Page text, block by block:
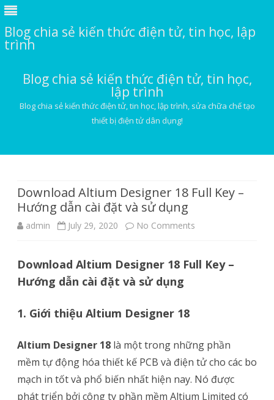
Blog chia sẻ kiến thức điện tử, tin học, lập
trình
Blog chia sẻ kiến thức điện tử, tin học,
lập trình
Blog chia sẻ kiến thức điện tử, tin học, lập trình, sửa chữa chế tạo
thiết bị điện tử dân dụng!
Download Altium Designer 18 Full Key –
Hướng dẫn cài đặt và sử dụng
admin July 29, 2020 No Comments
Altium
Key
–
Hướng
Download Altium Designer 18 Full Key –
Hướng dẫn cài đặt và sử dụng
1. Giới thiệu Altium Designer 18
Altium Designer 18 là một trong những phần
mềm tự động hóa thiết kế PCB và điện tử cho các bo
mạch in tốt và phổ biến nhất hiện nay. Nó được
phát triển bởi công ty phần mềm Altium Limited có